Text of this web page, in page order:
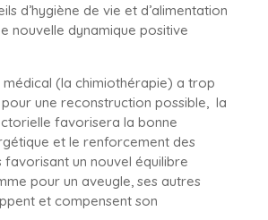
d’hygiène de vie et d’alimentation
nouvelle dynamique positive
médical (la chimiothérapie) a trop
une reconstruction possible, la
favorisera la bonne
et le renforcement des
favorisant un nouvel équilibre
pour un aveugle, ses autres
et compensent son